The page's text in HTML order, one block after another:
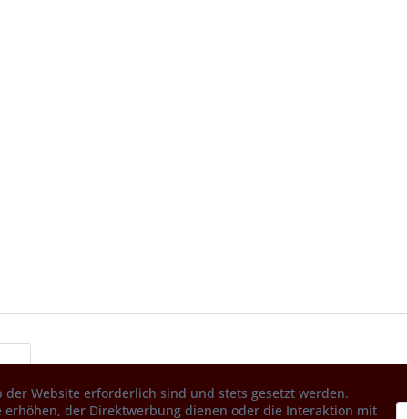
Website erforderlich sind und stets gesetzt werden.
der Direktwerbung dienen oder die Interaktion mit